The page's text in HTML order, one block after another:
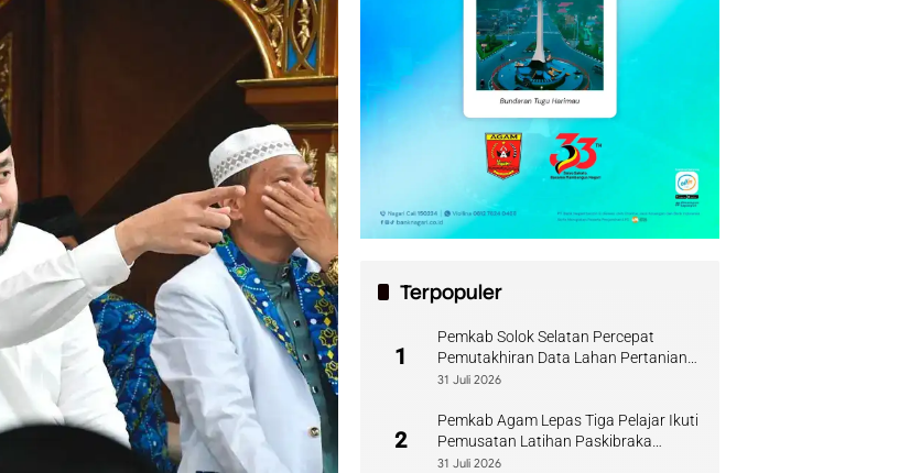
Terpopuler
1
Pemkab Solok Selatan Percepat
Pemutakhiran Data Lahan Pertanian
Pangan Berkelanjutan
31 Juli 2026
2
Pemkab Agam Lepas Tiga Pelajar Ikuti
Pemusatan Latihan Paskibraka
Sumbar
31 Juli 2026